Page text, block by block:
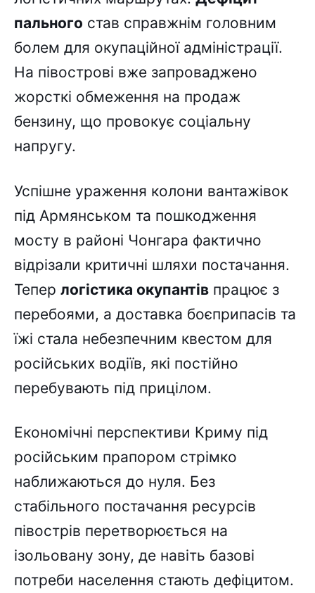
пального став справжнім головним
болем для окупаційної адміністрації.
На півострові вже запроваджено
жорсткі обмеження на продаж
бензину, що провокує соціальну
напругу.
Успішне ураження колони вантажівок
під Армянськом та пошкодження
мосту в районі Чонгара фактично
відрізали критичні шляхи постачання.
Тепер логістика окупантів працює з
перебоями, а доставка боєприпасів та
їжі стала небезпечним квестом для
російських водіїв, які постійно
перебувають під прицілом.
Економічні перспективи Криму під
російським прапором стрімко
наближаються до нуля. Без
стабільного постачання ресурсів
півострів перетворюється на
ізольовану зону, де навіть базові
потреби населення стають дефіцитом.